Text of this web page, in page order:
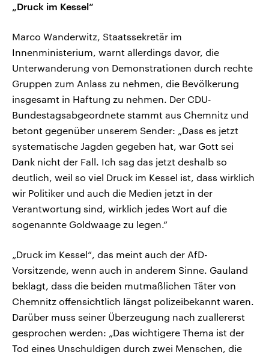
„Druck im Kessel“
Marco Wanderwitz, Staatssekretär im
Innenministerium, warnt allerdings davor, die
Unterwanderung von Demonstrationen durch rechte
Gruppen zum Anlass zu nehmen, die Bevölkerung
insgesamt in Haftung zu nehmen. Der CDU-
Bundestagsabgeordnete stammt aus Chemnitz und
betont gegenüber unserem Sender: „Dass es jetzt
systematische Jagden gegeben hat, war Gott sei
Dank nicht der Fall. Ich sag das jetzt deshalb so
deutlich, weil so viel Druck im Kessel ist, dass wirklich
wir Politiker und auch die Medien jetzt in der
Verantwortung sind, wirklich jedes Wort auf die
sogenannte Goldwaage zu legen.“
„Druck im Kessel“, das meint auch der AfD-
Vorsitzende, wenn auch in anderem Sinne. Gauland
beklagt, dass die beiden mutmaßlichen Täter von
Chemnitz offensichtlich längst polizeibekannt waren.
Darüber muss seiner Überzeugung nach zuallererst
gesprochen werden: „Das wichtigere Thema ist der
Tod eines Unschuldigen durch zwei Menschen, die